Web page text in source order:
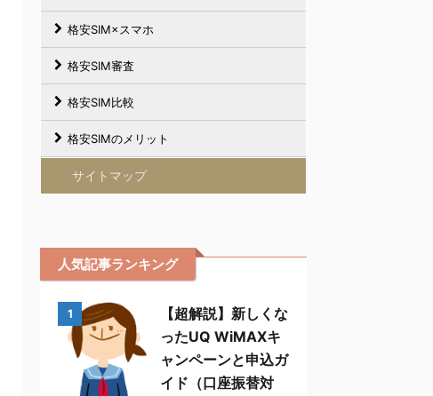
格安SIM×スマホ
格安SIM審査
格安SIM比較
格安SIMのメリット
サイトマップ
人気記事ランキング
1
【超解説】新しくな
ったUQ WiMAXキ
ャンペーンと申込ガ
イド（口座振替対